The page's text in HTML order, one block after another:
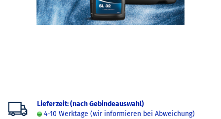
Lieferzeit: (nach Gebindeauswahl)
4-10 Werktage (wir informieren bei Abweichung)